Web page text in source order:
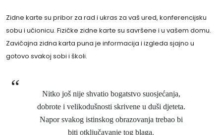
Zidne karte su pribor za rad i ukras za vaš ured, konferencijsku
sobu i učionicu. Fizičke zidne karte su savršene i u vašem domu.
Zavičajna zidna karta puna je informacija i izgleda sjajno u
gotovo svakoj sobi i školi.
Nitko još nije shvatio bogatstvo suosjećanja,
dobrote i velikodušnosti skrivene u duši djeteta.
Napor svakog istinskog obrazovanja trebao bi
biti otključavanje tog blaga.